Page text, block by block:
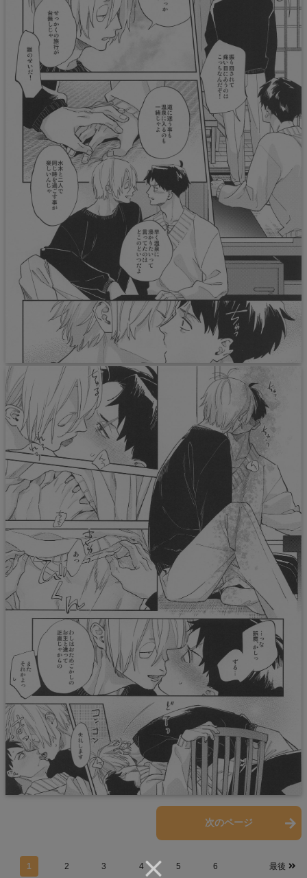
次のページ
1 2 3 4 5 6 最後